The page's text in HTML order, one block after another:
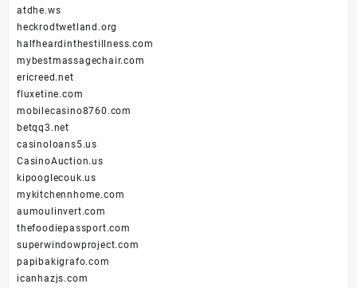
atdhe.ws
heckrodtwetland.org
halfheardinthestillness.com
mybestmassagechair.com
ericreed.net
fluxetine.com
mobilecasino8760.com
betqq3.net
casinoloans5.us
CasinoAuction.us
kipooglecouk.us
mykitchennhome.com
aumoulinvert.com
thefoodiepassport.com
superwindowproject.com
papibakigrafo.com
icanhazjs.com